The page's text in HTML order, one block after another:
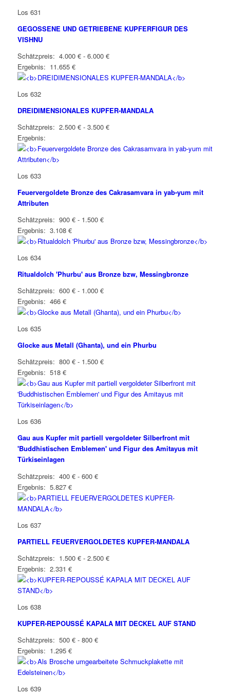
Los 631
GEGOSSENE UND GETRIEBENE KUPFERFIGUR DES
VISHNU
Schätzpreis: 4.000 € - 6.000 €
Ergebnis: 11.655 €
Los 632
DREIDIMENSIONALES KUPFER-MANDALA
Schätzpreis: 2.500 € - 3.500 €
Ergebnis:
Los 633
Feuervergoldete Bronze des Cakrasamvara in yab-yum mit
Attributen
Schätzpreis: 900 € - 1.500 €
Ergebnis: 3.108 €
Los 634
Ritualdolch 'Phurbu' aus Bronze bzw, Messingbronze
Schätzpreis: 600 € - 1.000 €
Ergebnis: 466 €
Los 635
Glocke aus Metall (Ghanta), und ein Phurbu
Schätzpreis: 800 € - 1.500 €
Ergebnis: 518 €
Los 636
Gau aus Kupfer mit partiell vergoldeter Silberfront mit
'Buddhistischen Emblemen' und Figur des Amitayus mit
Türkiseinlagen
Schätzpreis: 400 € - 600 €
Ergebnis: 5.827 €
Los 637
PARTIELL FEUERVERGOLDETES KUPFER-MANDALA
Schätzpreis: 1.500 € - 2.500 €
Ergebnis: 2.331 €
Los 638
KUPFER-REPOUSSÉ KAPALA MIT DECKEL AUF STAND
Schätzpreis: 500 € - 800 €
Ergebnis: 1.295 €
Los 639